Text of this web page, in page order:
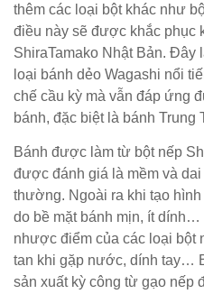
thêm các loại bột khác như
điều này sẽ được khắc phục
ShiraTamako Nhật Bản. Đây
loại bánh dẻo Wagashi nổi
chế cầu kỳ mà vẫn đáp ứng
bánh, đặc biệt là bánh Trung
Bánh được làm từ bột nếp
được đánh giá là mềm và
thường. Ngoài ra khi tạo
do bề mặt bánh mịn, ít
nhược điểm của các loại bột
tan khi gặp nước, dính tay…
sản xuất kỳ công từ gạo nếp